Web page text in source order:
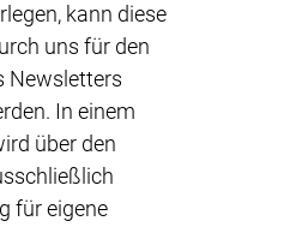
kann diese
uns für den
Newsletters
In einem
über den
für eigene